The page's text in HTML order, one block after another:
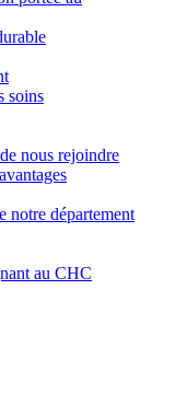
soins
nous rejoindre
notre département
au CHC